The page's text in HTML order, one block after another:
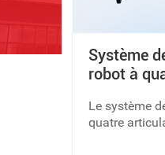
Système
robot à
Le système
quatre